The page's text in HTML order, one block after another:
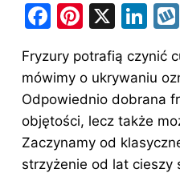
F
c
e
b
o
o
Pi
er
e
st
X
Li
k
e
dI
n
Fryzury potrafią czynić
mówimy o ukrywaniu
Odpowiednio dobrana
objętości, lecz także
Zaczynamy od
strzyżenie od lat cieszy